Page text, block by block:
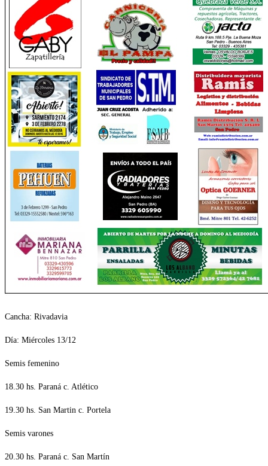
Cancha: Rivadavia
Día: Miércoles 13/12
Semis femenino
18.30 hs. Paraná c. Atlético
19.30 hs. San Martin c. Portela
Semis varones
20.30 hs. Paraná c. San Martín